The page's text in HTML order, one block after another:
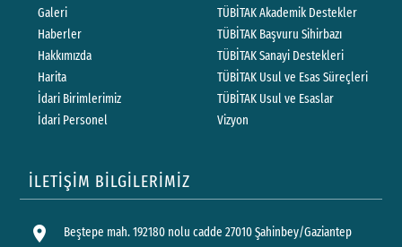
Galeri
Haberler
Hakkımızda
Harita
İdari Birimlerimiz
İdari Personel
TÜBİTAK Akademik Destekler
TÜBİTAK Başvuru Sihirbazı
TÜBİTAK Sanayi Destekleri
TÜBİTAK Usul ve Esas Süreçleri
TÜBİTAK Usul ve Esaslar
Vizyon
İLETİŞİM BİLGİLERİMİZ
location_on Beştepe mah. 192180 nolu cadde 27010 Şahinbey/Gaziantep